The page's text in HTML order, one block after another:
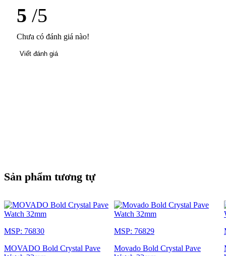
5 /5
Chưa có đánh giá nào!
Viết đánh giá
Sản phẩm tương tự
MSP: 76830
MOVADO Bold Crystal Pave
MSP: 76829
Movado Bold Crystal Pave